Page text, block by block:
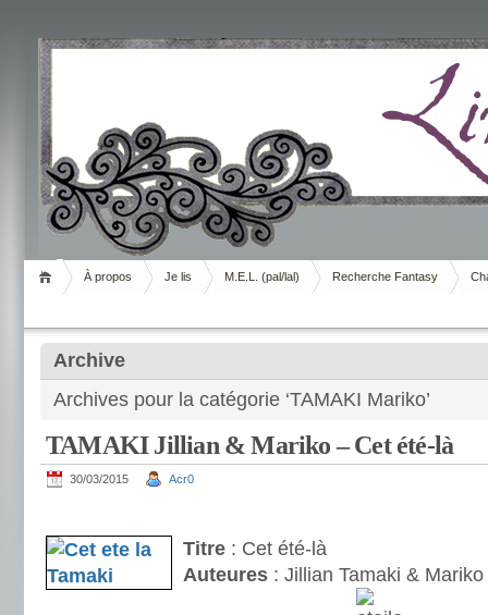
Livrement
À propos Je lis M.E.L. (pal/lal) Recherche Fantasy
Archive
Archives pour la catégorie ‘TAMAKI Mariko’
TAMAKI Jillian & Mariko – Cet été-là
30/03/2015 Acr0
Titre : Cet été-là
Auteures : Jillian Tamaki & Mariko